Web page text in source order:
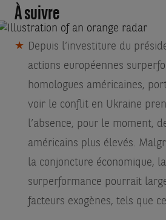
À suivre
Depuis l’investiture du
actions européennes
homologues américaines,
voir le conflit en Ukraine
l’absence, pour le moment,
américains plus élevés.
la conjoncture économique,
surperformance pourrait
facteurs exogènes, tels que